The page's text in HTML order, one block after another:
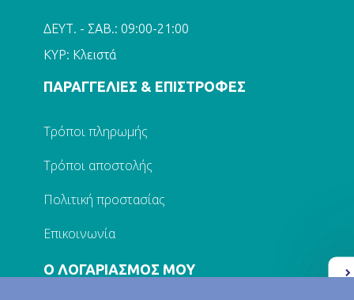
ΔΕΥΤ. - ΣΑΒ.: 09:00-21:00
ΚΥΡ: Κλειστά
ΠΑΡΑΓΓΕΛΙΕΣ & ΕΠΙΣΤΡΟΦΕΣ
Τρόποι πληρωμής
Τρόποι αποστολής
Πολιτική προστασίας
Επικοινωνία
Ο ΛΟΓΑΡΙΑΣΜΟΣ ΜΟΥ